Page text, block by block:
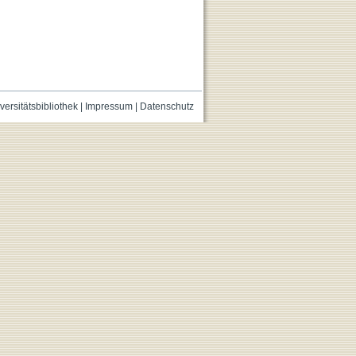
| Impressum| Datenschutz